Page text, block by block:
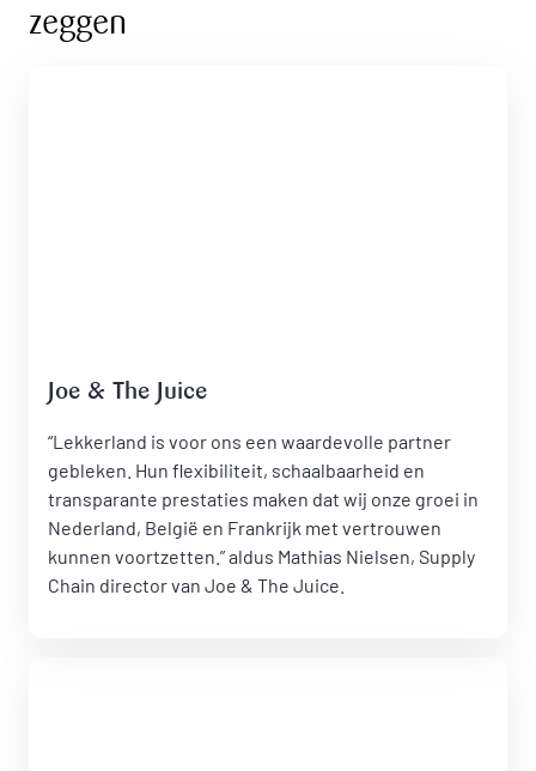
zeggen
Joe & The Juice
“Lekkerland is voor ons een waardevolle partner
gebleken. Hun flexibiliteit, schaalbaarheid en
transparante prestaties maken dat wij onze groei in
Nederland, België en Frankrijk met vertrouwen
kunnen voortzetten.” aldus Mathias Nielsen, Supply
Chain director van Joe & The Juice.